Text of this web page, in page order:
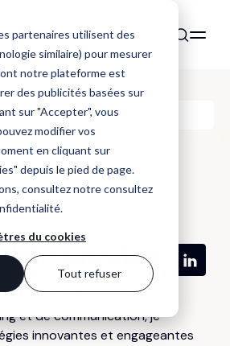
partenaires utilisent des
similaire) pour mesurer
notre plateforme est
des publicités basées sur
sur "Accepter", vous
modifier vos
en cliquant sur
depuis le pied de page.
consultez notreconsultez
.
du cookies
Tout refuser
Marketing HubSpot
marketing
et de communication, je
innovantes et engageantes